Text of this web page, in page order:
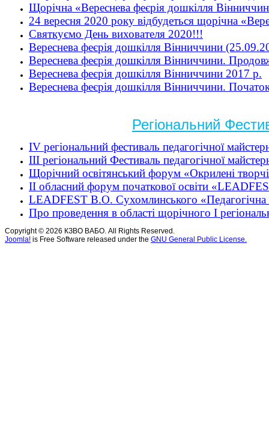
Щорічна «Вереснева феєрія дошкілля
24 вересня 2020 року відбудеться щорічна
Святкуємо День вихователя 2020!!!
Вереснева феєрія дошкілля Вінниччини
Вереснева феєрія дошкілля Вінниччини.
Вереснева феєрія дошкілля Вінниччини 2017 р.
Вереснева феєрія дошкілля Вінниччини.
Регіональний
ІV регіональний фестиваль педагогічної
ІІІ регіональний Фестиваль педагогічної
Щорічний освітянський форум «Окрилені
ІІ обласний форум початкової освіти
LEADFEST В.О. Сухомлинського «Педагогічна
Про проведення в області щорічного І
Copyright © 2026 КЗВО ВАБО. All Rights Reserved.
Joomla! is Free Software released under the GNU General Public License.